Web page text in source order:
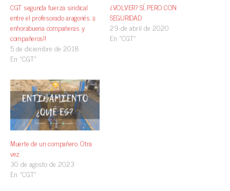
CGT segunda fuerza sindical
entre el profesorado aragonés. ¡¡
enhorabuena compañeras y
compañeros!!
5 de diciembre de 2018
En «CGT»
¿VOLVER? SÍ, PERO CON
SEGURIDAD
29 de abril de 2020
En «CGT»
Muerte de un compañero. Otra
vez.
30 de agosto de 2023
En «CGT»